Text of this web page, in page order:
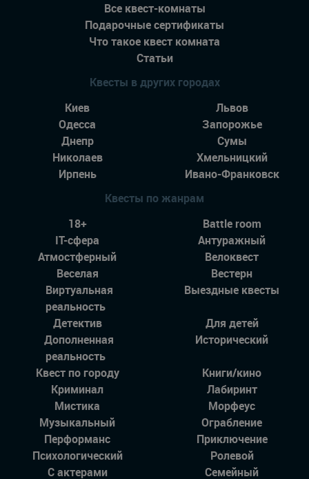
Все квест-комнаты
Подарочные сертификаты
Что такое квест комната
Статьи
Квесты в других городах
Киев
Львов
Одесса
Запорожье
Днепр
Сумы
Николаев
Хмельницкий
Ирпень
Ивано-Франковск
Квесты по жанрам
18+
Battle room
IT-сфера
Антуражный
Атмостферный
Велоквест
Веселая
Вестерн
Виртуальная
реальность
Выездные квесты
Детектив
Для детей
Дополненная
реальность
Исторический
Квест по городу
Книги/кино
Криминал
Лабиринт
Мистика
Морфеус
Музыкальный
Ограбление
Перформанс
Приключение
Психологический
Ролевой
С актерами
Семейный